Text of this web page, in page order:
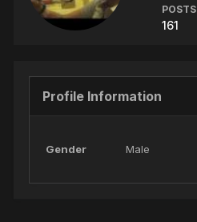
POSTS
161
Profile Information
Gender Male